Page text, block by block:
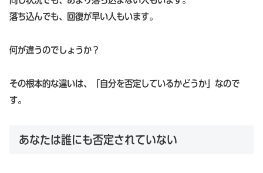
落ち込んでも、回復が早い人もいます。
何が違うのでしょうか？
その根本的な違いは、「自分を否定しているかどうか」なので
す。
あなたは誰にも否定されていない